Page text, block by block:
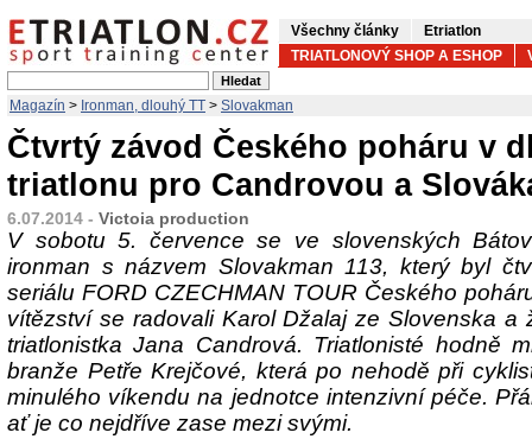
Všechny články
Etriatlon
TRIATLONOVÝ SHOP A ESHOP
Magazín > Ironman, dlouhý TT > Slovakman
Čtvrtý závod Českého poháru v
triatlonu pro Candrovou a
6.07.2014 - Victoia production
V sobotu 5. července se ve slovenských
ironman s názvem Slovakman 113, který byl
seriálu FORD CZECHMAN TOUR Českého
vítězství se radovali Karol Džalaj ze Slovenska a
triatlonistka Jana Candrová. Triatlonisté hodně
branže Petře Krejčové, která po nehodě při
minulého víkendu na jednotce intenzivní péče.
ať je co nejdříve zase mezi svými.